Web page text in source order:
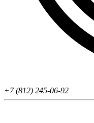
+7 (812) 245-06-92